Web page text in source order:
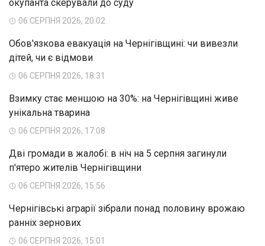
окупанта скерували до суду
06 СЕРПНЯ 2026, 20:02
Обов'язкова евакуація на Чернігівщині: чи вивезли
дітей, чи є відмови
06 СЕРПНЯ 2026, 18:31
Взимку стає меншою на 30%: на Чернігівщині живе
унікальна тварина
06 СЕРПНЯ 2026, 17:08
Дві громади в жалобі: в ніч на 5 серпня загинули
п'ятеро жителів Чернігівщини
06 СЕРПНЯ 2026, 15:56
Чернігівські аграрії зібрали понад половину врожаю
ранніх зернових
06 СЕРПНЯ 2026, 15:01